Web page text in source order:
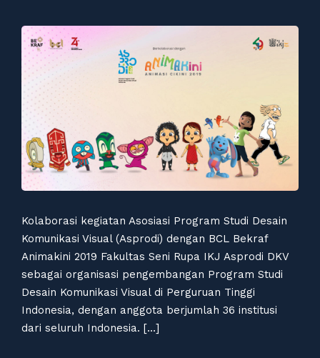
Kolaborasi kegiatan Asosiasi Program Studi Desain
Komunikasi Visual (Asprodi) dengan BCL Bekraf
Animakini 2019 Fakultas Seni Rupa IKJ Asprodi DKV
sebagai organisasi pengembangan Program Studi
Desain Komunikasi Visual di Perguruan Tinggi
Indonesia, dengan anggota berjumlah 36 institusi
dari seluruh Indonesia. […]